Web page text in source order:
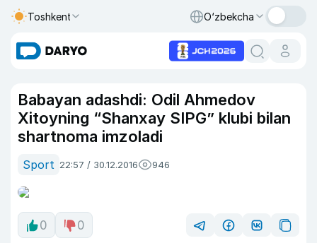
Toshkent O‘zbekcha
Babayan adashdi: Odil Ahmedov
Xitoyning “Shanxay SIPG” klubi bilan
shartnoma imzoladi
Sport 22:57 / 30.12.2016 946
0 0